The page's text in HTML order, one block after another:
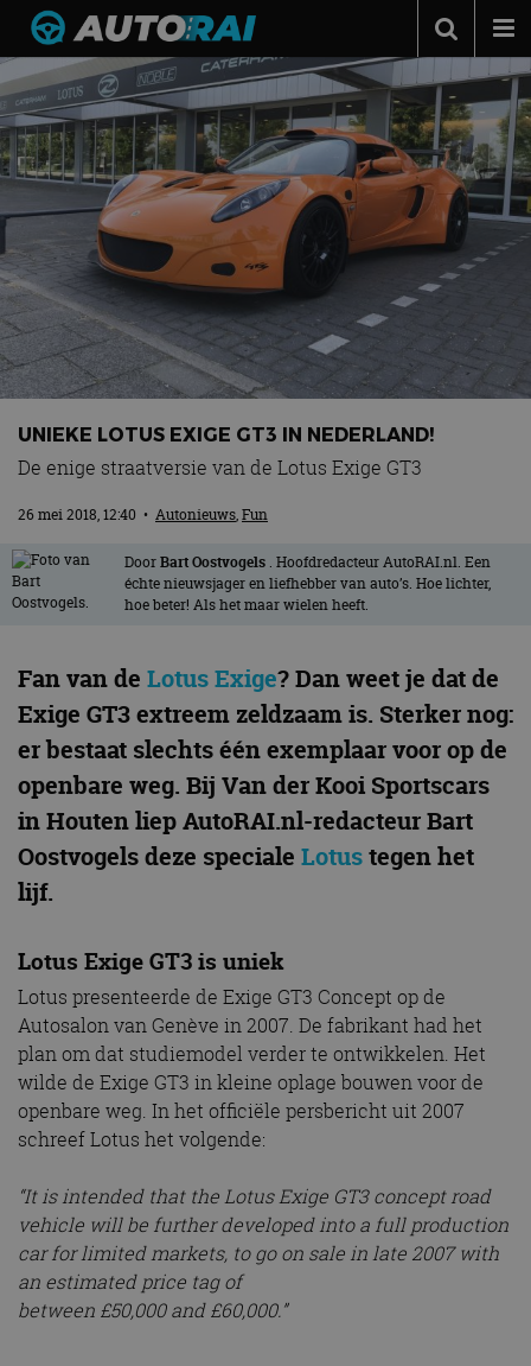
Autonieuws
Podcast
Autotests
Automerken
Adverteren
Contact
MotorRAI.nl
UNIEKE LOTUS EXIGE GT3 IN NEDERLAND!
De enige straatversie van de Lotus Exige GT3
26 mei 2018, 12:40 • Autonieuws,Fun
DoorBart Oostvogels . Hoofdredacteur AutoRAI.nl. Een
échte nieuwsjager en liefhebber van auto’s. Hoe lichter,
hoe beter! Als het maar wielen heeft.
Fan van de Lotus Exige? Dan weet je dat de
Exige GT3 extreem zeldzaam is. Sterker nog:
er bestaat slechts één exemplaar voor op de
openbare weg. Bij Van der Kooi Sportscars
in Houten liep AutoRAI.nl-redacteur Bart
Oostvogels deze speciale Lotustegen het
lijf.
Lotus Exige GT3 is uniek
Lotus presenteerde de Exige GT3 Concept op de
Autosalon van Genève in 2007. De fabrikant had het
plan om dat studiemodel verder te ontwikkelen. Het
wilde de Exige GT3 in kleine oplage bouwen voor de
openbare weg. In het officiële persbericht uit 2007
schreef Lotus het volgende:
“It is intended that the Lotus Exige GT3 concept road
vehicle will be further developed into a full production
car for limited markets, to go on sale in late 2007 with
an estimated price tag of
between £50,000 and £60,000.”